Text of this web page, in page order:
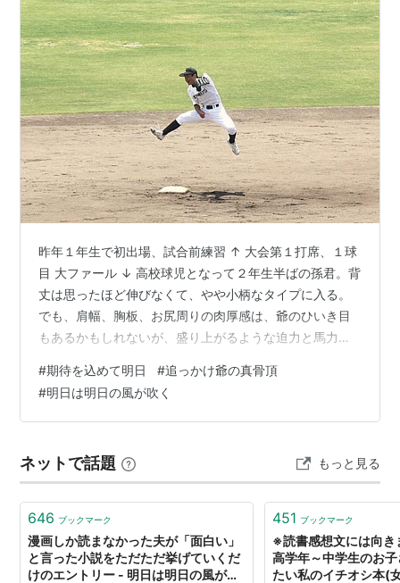
作者: 仙道はるか, 実相寺紫子
出版社/メーカー: リーフ出版
明日は明日の風が吹く（ビデオタイトル）
出版社/メーカー: 日活
昨年１年生で初出場、試合前練習 ↑ 大会第１打席、１球
目 大ファール ↓ 高校球児となって２年生半ばの孫君。背
丈は思ったほど伸びなくて、やや小柄なタイプに入る。
でも、肩幅、胸板、お尻周りの肉厚感は、爺のひいき目
もあるかもしれないが、盛り上がるような迫力と馬力と
そんな彼が、夏の甲子園出場を目ざす山口県大会に臨む
のが、明日の開会式直後の第１試合である。山口県のほ
ぼ中央に当たる周南市の、津田恒美メモリアルスタジア
許す限り学校に出向いて、今日までの練習風景をこの目
で見てきた。中には、もう少し本気で練…
#期待を込めて明日 #追っかけ爺の真骨頂
#明日は明日の風が吹く
ネットで話題 もっと見る
646 ブックマーク
漫画しか読まなかった夫が「面白い」
と言った小説をただただ挙げていくだ
けのエントリー - 明日は明日の風が吹
451 ブックマーク
※読書感想文には向
高学年～中学生のお
たい私のイチオシ本(